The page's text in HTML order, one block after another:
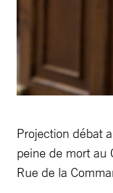
Projection débat
peine de mort au
Rue de la